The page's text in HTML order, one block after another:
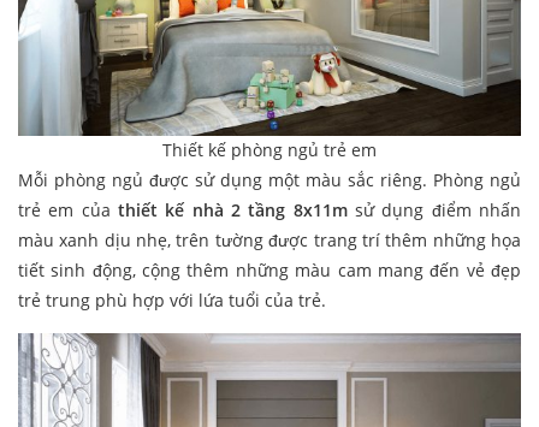
Thiết kế phòng ngủ trẻ em
Mỗi phòng ngủ được sử dụng một màu sắc riêng. Phòng ngủ
trẻ em của thiết kế nhà 2 tầng 8x11msử dụng điểm nhấn
màu xanh dịu nhẹ, trên tường được trang trí thêm những họa
tiết sinh động, cộng thêm những màu cam mang đến vẻ đẹp
trẻ trung phù hợp với lứa tuổi của trẻ.